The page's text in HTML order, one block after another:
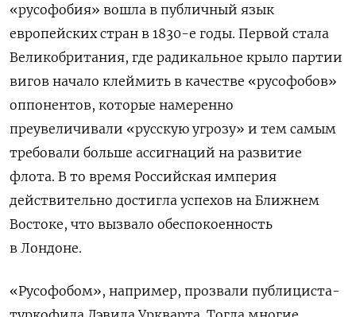
«русофобия» вошла в публичный язык
европейских стран в 1830-е годы. Первой стала
Великобритания, где радикальное крыло партии
вигов начало клеймить в качестве «русофобов»
оппонентов, которые намеренно
преувеличивали «русскую угрозу» и тем самым
требовали больше ассигнаций на развитие
флота. В то время Российская империя
действительно достигла успехов на Ближнем
Востоке, что вызвало обеспокоенность
в Лондоне.
«Русофобом», например, прозвали публициста-